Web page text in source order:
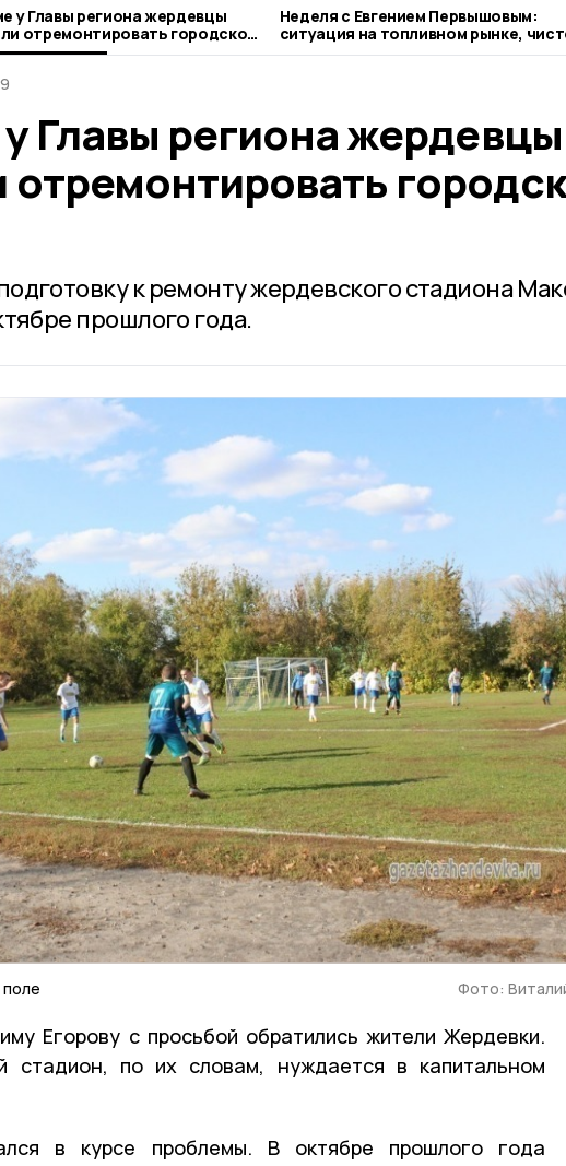
у Главы региона жердевцы
отремонтировать городской
Неделя с Евгением Первышовым:
ситуация на топливном рынке,
городе и приоритеты образования
Главы региона жердевцы
отремонтировать
к ремонту жердевского стадиона
прошлого года.
Фото:
Егорову с просьбой обратились жители Жердевки.
стадион, по их словам, нуждается в капитальном
в курсе проблемы. В октябре прошлого года